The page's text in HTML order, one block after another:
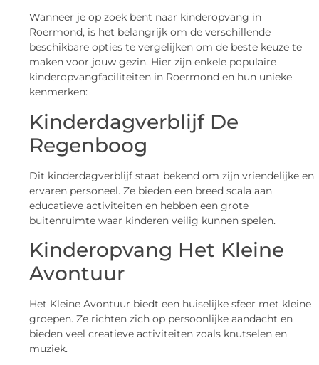
Wanneer je op zoek bent naar kinderopvang in
Roermond, is het belangrijk om de verschillende
beschikbare opties te vergelijken om de beste keuze te
maken voor jouw gezin. Hier zijn enkele populaire
kinderopvangfaciliteiten in Roermond en hun unieke
kenmerken:
Kinderdagverblijf De
Regenboog
Dit kinderdagverblijf staat bekend om zijn vriendelijke en
ervaren personeel. Ze bieden een breed scala aan
educatieve activiteiten en hebben een grote
buitenruimte waar kinderen veilig kunnen spelen.
Kinderopvang Het Kleine
Avontuur
Het Kleine Avontuur biedt een huiselijke sfeer met kleine
groepen. Ze richten zich op persoonlijke aandacht en
bieden veel creatieve activiteiten zoals knutselen en
muziek.